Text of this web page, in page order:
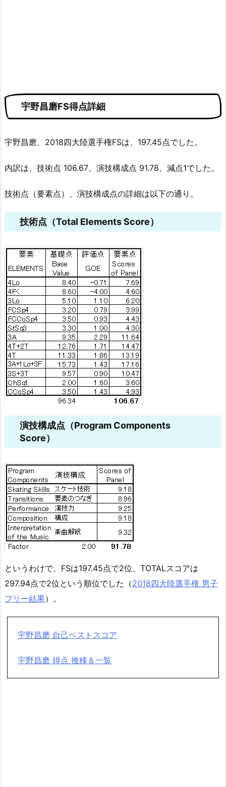
宇野昌磨FS得点詳細
宇野昌磨、2018四大陸選手権FSは、197.45点でした。
内訳は、技術点 106.67、演技構成点 91.78、減点1でした。
技術点（要素点）、演技構成点の詳細は以下の通り。
技術点（Total Elements Score）
演技構成点（Program Components
Score）
というわけで、FSは197.45点で2位、TOTALスコアは
297.94点で2位という順位でした（2018四大陸選手権 男子
フリー結果）。
宇野昌磨 自己ベストスコア
宇野昌磨 得点 推移＆一覧